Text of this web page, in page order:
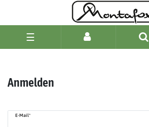
☰
Anmelden
E-Mail*